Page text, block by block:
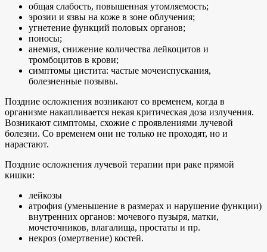
общая слабость, повышенная утомляемость;
эрозии и язвы на коже в зоне облучения;
угнетение функций половых органов;
поносы;
анемия, снижение количества лейкоцитов и
тромбоцитов в крови;
симптомы цистита: частые мочеиспускания,
болезненные позывы.
Поздние осложнения возникают со временем, когда в
организме накапливается некая критическая доза излучения.
Возникают симптомы, схожие с проявлениями лучевой
болезни. Со временем они не только не проходят, но и
нарастают.
Поздние осложнения лучевой терапии при раке прямой
кишки:
лейкозы
атрофия (уменьшение в размерах и нарушение функции)
внутренних органов: мочевого пузыря, матки,
мочеточников, влагалища, простаты и пр.
некроз (омертвение) костей.